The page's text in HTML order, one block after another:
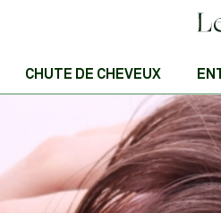
CHUTE DE CHEVEUX